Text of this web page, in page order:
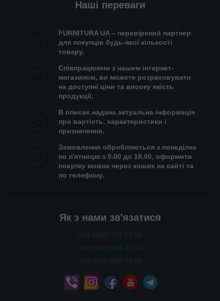
Наші переваги
FURNITURA UA – перевірений партнер
для покупців будь-якої кількості
товару.
Співпрацюючи з нашим інтернет-
магазином, ви можете розраховувати
на доступні ціни та високу якість
продукції.
В описах надана актуальна інформація
про вартість, характеристики і
призначення.
Замовлення обробляються з понеділка
по п'ятницю з 9.00 до 18.00, оформити
покупку можна через кошик на сайті та
по телефону.
Як з нами зв'язатися